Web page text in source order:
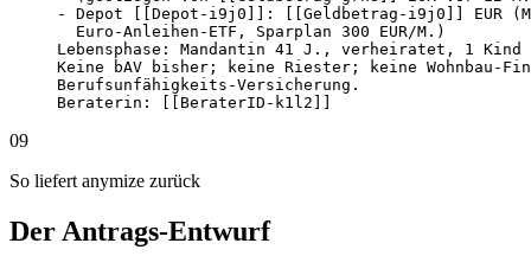
- Depot [[Depot-i9j0]]: [[Geldbetrag-i9j0]] EUR
  Euro-Anleihen-ETF, Sparplan 300 EUR/M.)
Lebensphase: Mandantin 41 J., verheiratet, 1
Keine bAV bisher; keine Riester; keine Wohnbau-
Berufsunfähigkeits-Versicherung.
Beraterin: [[BeraterID-k1l2]]
09
So liefert anymize zurück
Der Antrags-Entwurf